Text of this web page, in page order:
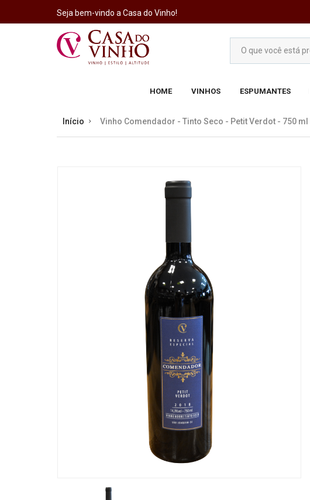
Seja bem-vindo a Casa do Vinho!
HOME VINHOS ESPUMANTES
Início Vinho Comendador - Tinto Seco - Petit Verdot - 750 ml